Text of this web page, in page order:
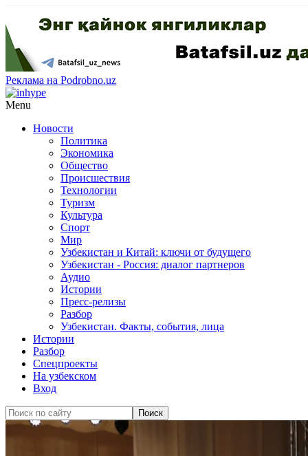
Реклама на Podrobno.uz
Menu
Новости
Политика
Экономика
Общество
Происшествия
Технологии
Туризм
Культура
Спорт
Мир
Узбекистан и Китай: ключи от будущего
Узбекистан - Россия: диалог партнеров
Аудио
Истории
Пресс-релизы
Разбор
Узбекистан. Факты, события, лица
Истории
Разбор
Спецпроекты
На узбекском
Вход